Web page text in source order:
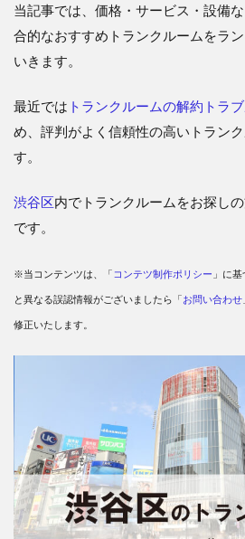
当記事では、価格・サービス・設備
合的なおすすめトランクルームをラ
いきます。
最近では トランクルームの解約トラ
め、評判がよく信頼性の高いトラン
す。
渋谷区内でトランクルームをお探し
です。
※当コンテンツは、「 コンテツ制作ポリシー 」に
と異なる誤認情報がございましたら「お問い合わせ
修正いたします。